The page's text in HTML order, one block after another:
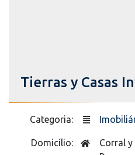
Tierras y Casas
Categoria:
Domicílio:
Corral y